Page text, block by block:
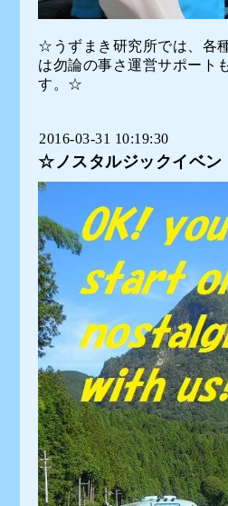
☆うずまき研究所では、各
は勿論の事さ運営サポート
す。☆
2016-03-31 10:19:30
☆ノスタルジックイベ